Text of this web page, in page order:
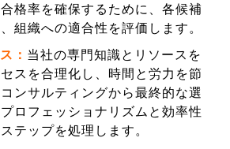
格率を確保するために、各候補
組織への適合性を評価します。
： 当社の専門知識とリソースを
スを合理化し、時間と労力を節
ンサルティングから最終的な選
ロフェッショナリズムと効率性
テップを処理します。